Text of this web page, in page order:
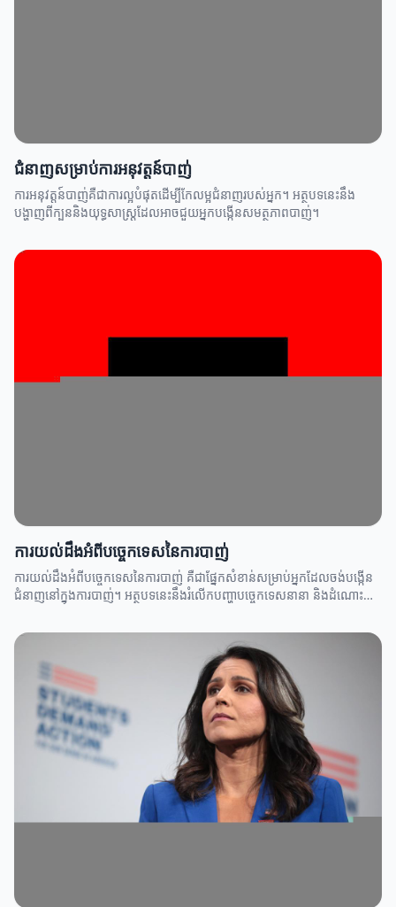
ជំនាញសម្រាប់ការអនុវត្តន៍បាញ់
ការអនុវត្តន៍បាញ់គឺជាការល្អបំផុតដើម្បីកែលម្អជំនាញរបស់អ្នក។ អត្ថបទនេះនឹង
បង្ហាញពីក្បួននិងយុទ្ធសាស្ត្រដែលអាចជួយអ្នកបង្កើនសមត្ថភាពបាញ់។
ការយល់ដឹងអំពីបច្ចេកទេសនៃការបាញ់
ការយល់ដឹងអំពីបច្ចេកទេសនៃការបាញ់ គឺជាផ្នែកសំខាន់សម្រាប់អ្នកដែលចង់បង្កើន
ជំនាញនៅក្នុងការបាញ់។ អត្ថបទនេះនឹងរំលើកបញ្ហាបច្ចេកទេសនានា និងដំណោះ